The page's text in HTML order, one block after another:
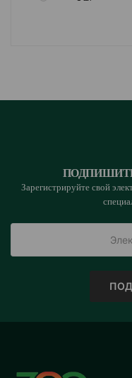
Зарегистрируйте свой